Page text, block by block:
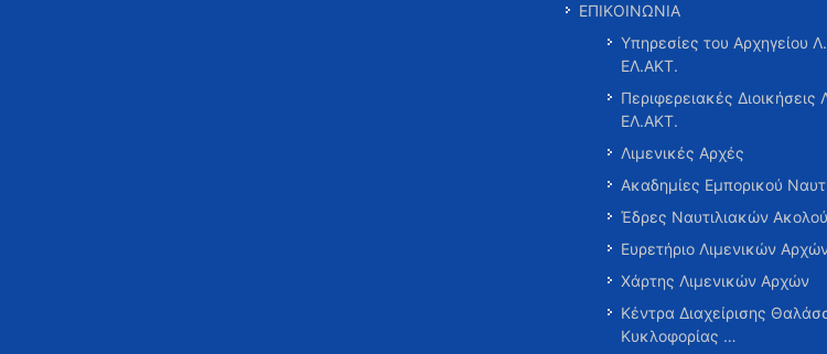
ΕΠΙΚΟΙΝΩΝΙΑ
Υπηρεσίες του Αρχηγείου
ΕΛ.ΑΚΤ.
Περιφερειακές Διοικήσεις
ΕΛ.ΑΚΤ.
Λιμενικές Αρχές
Ακαδημίες Εμπορικού
Έδρες Ναυτιλιακών
Ευρετήριο Λιμενικών
Χάρτης Λιμενικών Αρχών
Κέντρα Διαχείρισης
Κυκλοφορίας …